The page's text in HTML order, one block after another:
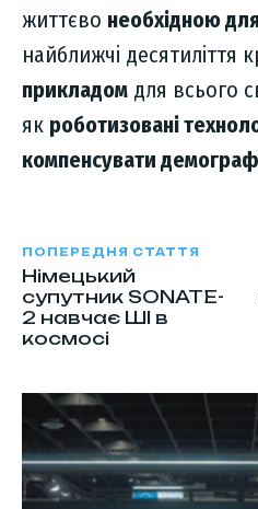
життєво необхідною
найближчі десятиліття
прикладом для всього
як роботизовані
компенсувати
ПОПЕРЕДНЯ СТАТТЯ
Німецький
супутник SONATE-
2 навчає ШІ в
космосі